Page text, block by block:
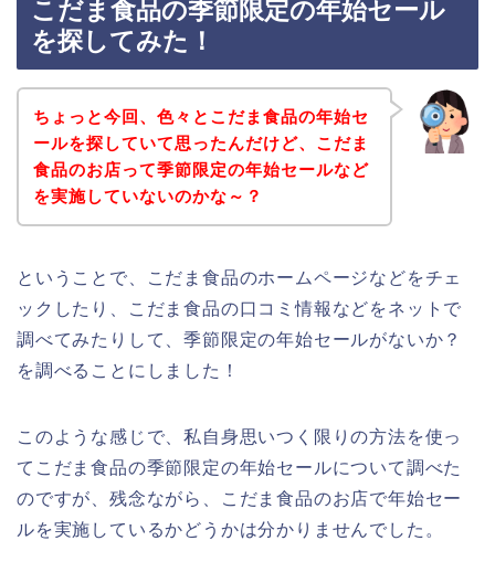
こだま食品の季節限定の年始セール
を探してみた！
ちょっと今回、色々とこだま食品の年始セ
ールを探していて思ったんだけど、こだま
食品のお店って季節限定の年始セールなど
を実施していないのかな～？
ということで、こだま食品のホームページなどをチェ
ックしたり、こだま食品の口コミ情報などをネットで
調べてみたりして、季節限定の年始セールがないか？
を調べることにしました！
このような感じで、私自身思いつく限りの方法を使っ
てこだま食品の季節限定の年始セールについて調べた
のですが、残念ながら、こだま食品のお店で年始セー
ルを実施しているかどうかは分かりませんでした。